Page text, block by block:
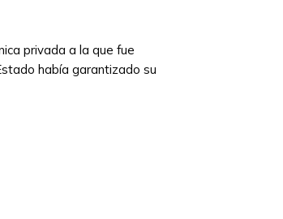
privada a la que fue
había garantizado su